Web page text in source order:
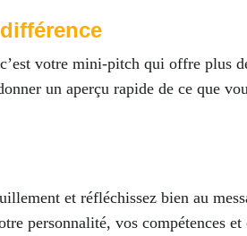
votre mini-pitch qui offre plus
un aperçu rapide de ce que
et réfléchissez bien au
personnalité, vos compétences et